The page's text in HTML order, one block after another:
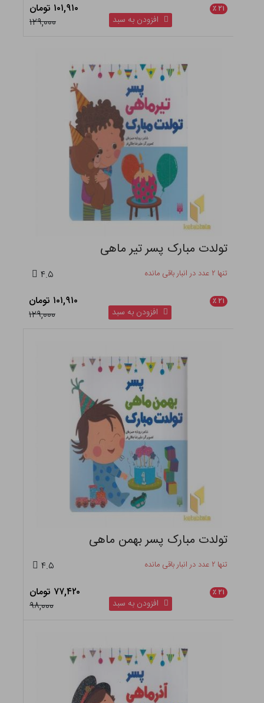
۲۱ ٪
۱۰۱,۹۱۰ تومان
۱۲۹,۰۰۰
افزودن به سبد
تولدت مبارک پسر تیر ماهی
تنها ۲ عدد در انبار باقی مانده ۴.۵
۲۱ ٪
۱۰۱,۹۱۰ تومان
۱۲۹,۰۰۰
افزودن به سبد
تولدت مبارک پسر بهمن ماهی
تنها ۲ عدد در انبار باقی مانده ۴.۵
۲۱ ٪
۷۷,۴۲۰ تومان
۹۸,۰۰۰
افزودن به سبد